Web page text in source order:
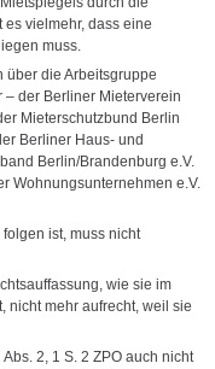
es vielmehr, dass eine
muss.
über die Arbeitsgruppe
– der Berliner Mieterverein
Mieterschutzbund Berlin
Berliner Haus- und
Berlin/Brandenburg e.V.
Wohnungsunternehmen e.V.
ist, muss nicht
wie sie im
nicht mehr aufrecht, weil sie
2, 1 S. 2 ZPO auch nicht